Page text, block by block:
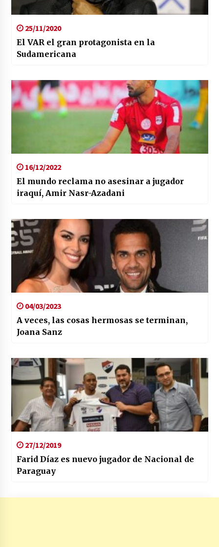
25/11/2020
El VAR el gran protagonista en la
Sudamericana
16/12/2022
El mundo reclama no asesinar a jugador
iraquí, Amir Nasr-Azadani
04/03/2023
A veces, las cosas hermosas se terminan,
Joana Sanz
27/12/2019
Farid Díaz es nuevo jugador de Nacional de
Paraguay